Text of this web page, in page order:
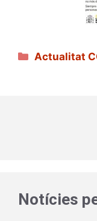
Categories
Actualitat
Notícies